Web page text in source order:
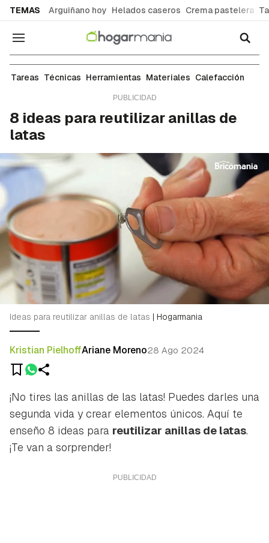
TEMAS Arguiñano hoy Helados caseros Crema pastelera
Navegación
Restauración
Tareas Técnicas Herramientas Materiales Calefacción
8 ideas para reutilizar anillas de
latas
Ideas para reutilizar anillas de latas | Hogarmania
Kristian PielhoffAriane Moreno28 Ago 2024
¡No tires las anillas de las latas! Puedes darles una
segunda vida y crear elementos únicos. Aquí te
enseño 8 ideas para reutilizar anillas de latas.
¡Te van a sorprender!